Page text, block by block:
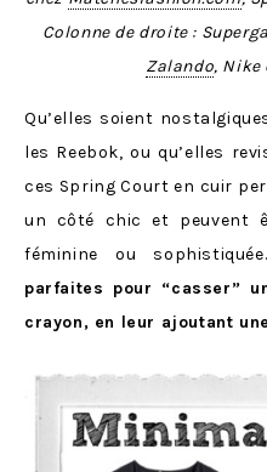
Colonne de droite :
Zalando, Nike
Qu’elles soient
les Reebok, ou qu’elles
ces Spring Court en cuir
un côté chic et peuvent
féminine ou
parfaites pour “casser”
crayon, en leur ajoutant